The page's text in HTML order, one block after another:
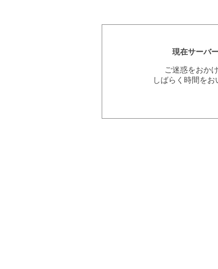
現在サーバ
ご迷惑をおか
しばらく時間を